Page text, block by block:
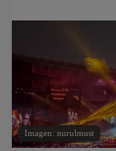
Imagen: nurulmust